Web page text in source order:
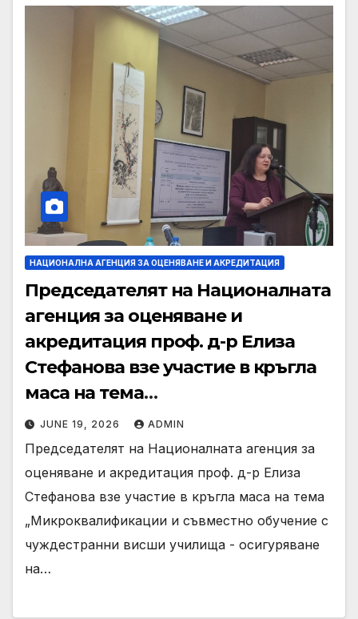
НАЦИОНАЛНА АГЕНЦИЯ ЗА ОЦЕНЯВАНЕ И АКРЕДИТАЦИЯ
Председателят на Националната
агенция за оценяване и
акредитация проф. д-р Елиза
Стефанова взе участие в кръгла
маса на тема
„Микроквалификации и
съвместно обучение с
чуждестранни висши училища
JUNE 19, 2026 ADMIN
Председателят на Националната агенция за
оценяване и акредитация проф. д-р Елиза
Стефанова взе участие в кръгла маса на тема
„Микроквалификации и съвместно обучение с
чуждестранни висши училища - осигуряване
на…